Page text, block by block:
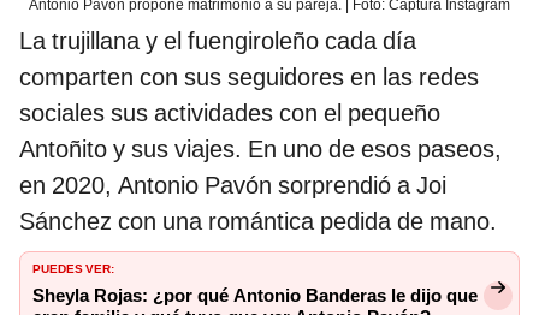
Antonio Pavón propone matrimonio a su pareja. | Foto: Captura Instagram
La trujillana y el fuengiroleño cada día
comparten con sus seguidores en las redes
sociales sus actividades con el pequeño
Antoñito y sus viajes. En uno de esos paseos,
en 2020, Antonio Pavón sorprendió a Joi
Sánchez con una romántica pedida de mano.
PUEDES VER:
Sheyla Rojas: ¿por qué Antonio Banderas le dijo que